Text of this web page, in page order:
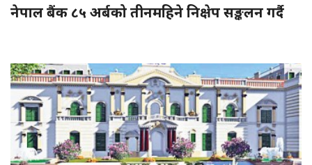
नेपाल बैंक ८५ अर्बको तीनमहिने निक्षेप सङ्कलन गर्दै